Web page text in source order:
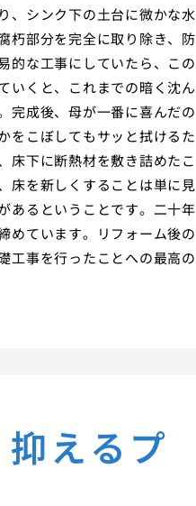
、シンク下の土台に微かな水
朽部分を完全に取り除き、防
的な工事にしていたら、この
いくと、これまでの暗く沈ん
完成後、母が一番に喜んだの
をこぼしてもサッと拭けるた
床下に断熱材を敷き詰めたこ
床を新しくすることは単に見
あるということです。二十年
めています。リフォーム後の
工事を行ったことへの最高の
えるプ